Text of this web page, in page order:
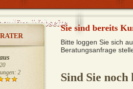
Webseite
2
Bewertungen: 0
Sie sind bereits
Bitte loggen Sie sich
Beratungsanfrage
Sind Sie